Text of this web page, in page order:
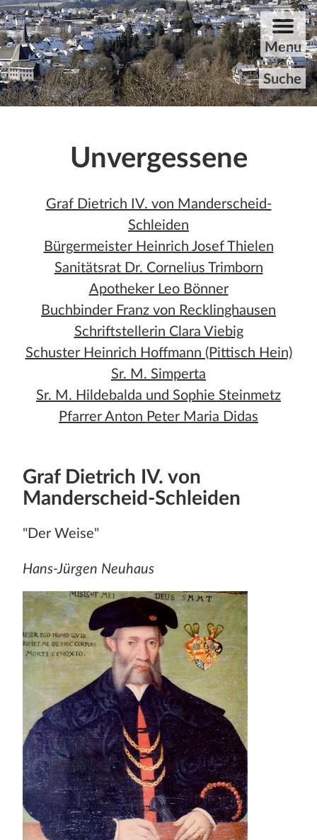
ZUM HAUPTINHALT DER SEITE SPRINGEN
Menu
Suche
Rundgang
Aktuelles
Archiv
Unvergessene
Stadt und Land
Publikationen
Blog
Impressum
Termine
Unvergessene
Graf Dietrich IV. von Manderscheid-
Schleiden
Bürgermeister Heinrich Josef Thielen
Sanitätsrat Dr. Cornelius Trimborn
Apotheker Leo Bönner
Buchbinder Franz von Recklinghausen
Schriftstellerin Clara Viebig
Schuster Heinrich Hoffmann (Pittisch Hein)
Sr. M. Simperta
Sr. M. Hildebalda und Sophie Steinmetz
Pfarrer Anton Peter Maria Didas
Graf Dietrich IV. von
Manderscheid-Schleiden
"Der Weise"
Hans-Jürgen Neuhaus